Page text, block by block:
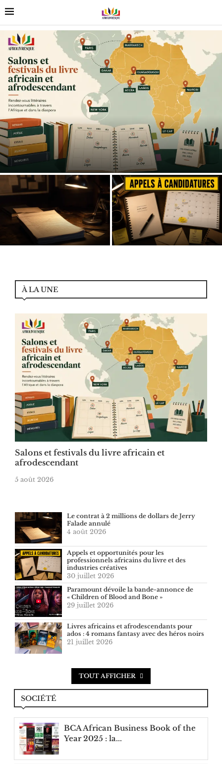
Salons et festivals du livre africain et afrodescendant
Le contrat à 2 millions de dollars
de Jerry Falade annulé
Appels et opportunités pour les
professionnels africains du livre
et des industries...
À LA UNE
Salons et festivals du livre africain et
afrodescendant
5 août 2026
Le contrat à 2 millions de dollars de Jerry
Falade annulé
4 août 2026
Appels et opportunités pour les
professionnels africains du livre et des
industries créatives
30 juillet 2026
Paramount dévoile la bande-annonce de
« Children of Blood and Bone »
29 juillet 2026
Livres africains et afrodescendants pour
ados : 4 romans fantasy avec des héros noirs
21 juillet 2026
TOUT AFFICHER
SOCIÉTÉ
BCA African Business Book of the
Year 2025 : la...